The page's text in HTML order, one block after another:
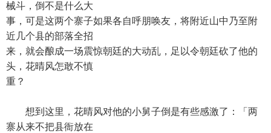
械斗，倒不是什么大
事，可是这两个寨子如果各自呼朋唤友，将附近山中乃至附
近几个县的部落全招
来，就会酿成一场震惊朝廷的大动乱，足以令朝廷砍了他的
头，花晴风怎敢不慎
重？
想到这里，花晴风对他的小舅子倒是有些感激了：「两
寨从来不把县衙放在